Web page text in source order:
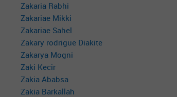
Zakaria Rabhi
Zakariae Mikki
Zakariae Sahel
Zakary rodrigue Diakite
Zakarya Mogni
Zaki Kecir
Zakia Ababsa
Zakia Barkallah